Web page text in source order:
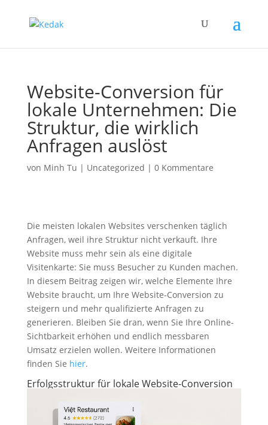
Website-Conversion für
lokale Unternehmen: Die
Struktur, die wirklich
Anfragen auslöst
von Minh Tu | Uncategorized | 0 Kommentare
Die meisten lokalen Websites verschenken täglich
Anfragen, weil ihre Struktur nicht verkauft. Ihre
Website muss mehr sein als eine digitale
Visitenkarte: Sie muss Besucher zu Kunden machen.
In diesem Beitrag zeigen wir, welche Elemente Ihre
Website braucht, um Ihre Website-Conversion zu
steigern und mehr qualifizierte Anfragen zu
generieren. Bleiben Sie dran, wenn Sie Ihre Online-
Sichtbarkeit erhöhen und endlich messbaren
Umsatz erzielen wollen. Weitere Informationen
finden Sie hier.
Erfolgsstruktur für lokale Website-Conversion